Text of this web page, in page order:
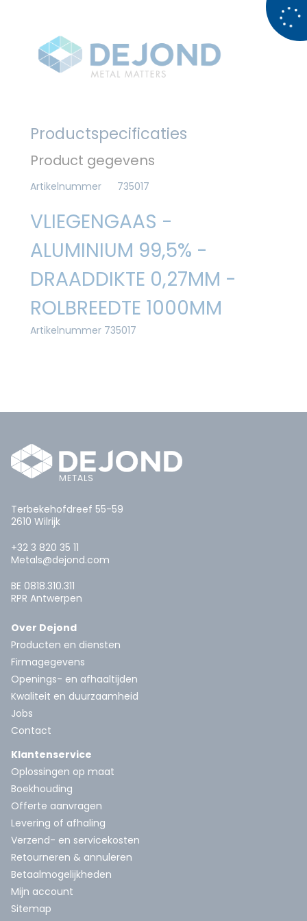
Productspecificaties
Product gegevens
Artikelnummer 735017
VLIEGENGAAS -
ALUMINIUM 99,5% -
DRAADDIKTE 0,27MM -
ROLBREEDTE 1000MM
Artikelnummer 735017
Terbekehofdreef 55-59
2610 Wilrijk
+32 3 820 35 11
Metals@dejond.com
BE 0818.310.311
RPR Antwerpen
Over Dejond
Producten en diensten
Firmagegevens
Openings- en afhaaltijden
Kwaliteit en duurzaamheid
Jobs
Contact
Klantenservice
Oplossingen op maat
Boekhouding
Offerte aanvragen
Levering of afhaling
Verzend- en servicekosten
Retourneren & annuleren
Betaalmogelijkheden
Mijn account
Sitemap